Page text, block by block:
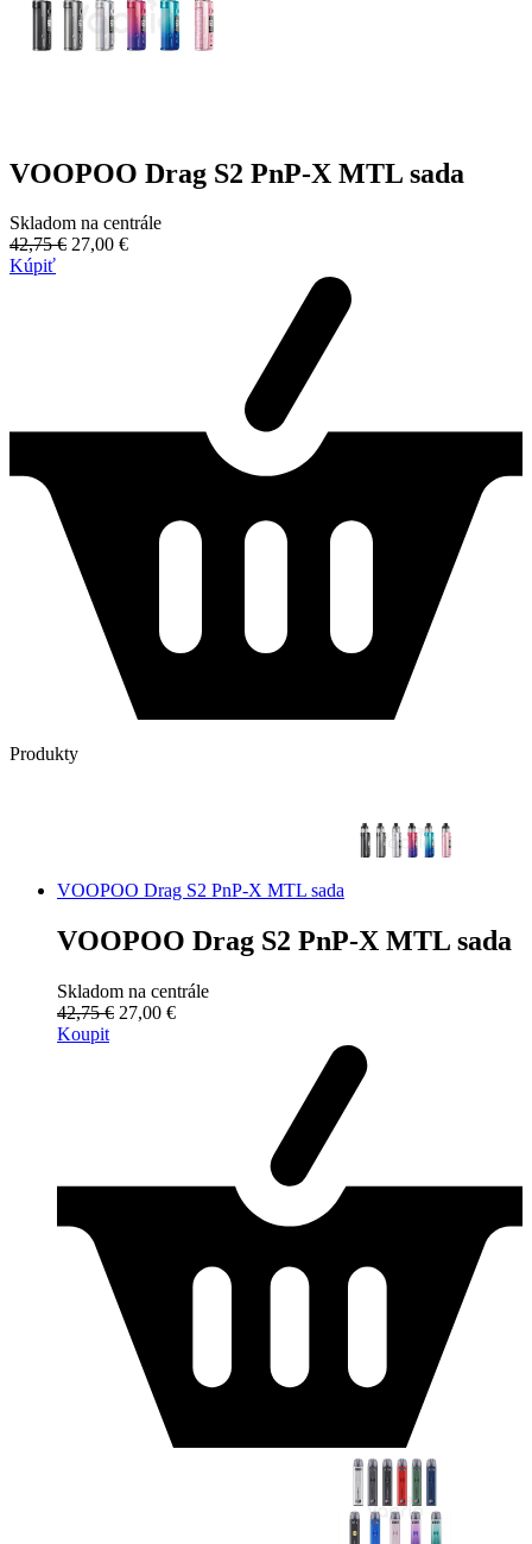
VOOPOO Drag S2 PnP-X MTL sada
Skladom na centrále
42,75 € 27,00 €
Kúpiť
Produkty
VOOPOO Drag S2 PnP-X MTL sada
VOOPOO Drag S2 PnP-X MTL sada
Skladom na centrále
42,75 € 27,00 €
Koupit